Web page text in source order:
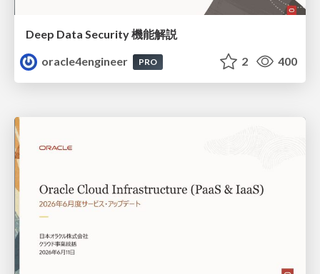
Deep Data Security 機能解説
oracle4engineer
PRO 2 400